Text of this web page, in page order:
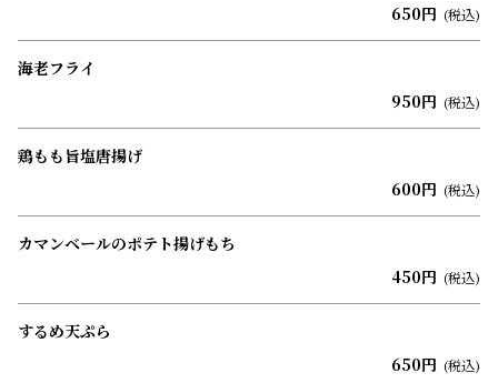
650円 (税込)
海老フライ
950円 (税込)
鶏もも旨塩唐揚げ
600円 (税込)
カマンベールのポテト揚げもち
450円 (税込)
するめ天ぷら
650円 (税込)